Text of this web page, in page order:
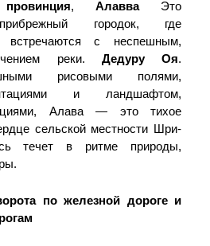
, АлавваЭто
городок, где
встречаются с неспешным,
реки. Дедуру Оя.
рисовыми полями,
и ландшафтом,
Алава — это тихое
сельской местности Шри-
течет в ритме природы,
по железной дороге и